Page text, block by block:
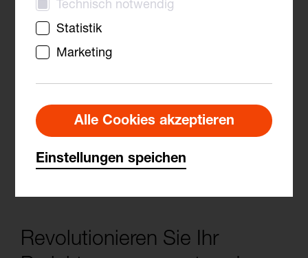
2 Tage als Präsenzveranstaltung oder 4 x 0,5 Tage als
Online Training
Revolutionieren Sie Ihr
Technisch notwendig
Statistik
Marketing
Alle Cookies akzeptieren
Einstellungen speichen